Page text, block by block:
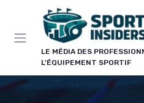
LE MÉDIA DES
L'ÉQUIPEMENT SPORTIF
LE CLUB
Bons plans sur le
Panneau de gestion des cookies